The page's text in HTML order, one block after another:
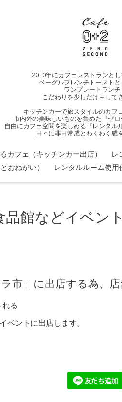
2010年にカフェレストランとし
ベーグルフレンチトーストと
ワンプレートランチ
こだわりを少しだけ＋して
キッチンカーで旅スタイルのカフ
市内外の美味しいものを集めた『ゼ
自由にカフェ空間を楽しめる『レンタル
日々に非日常感とわくわく感
カフェ（キッチンカー出店）
レ
おねがい）
レンタルルーム使用
品館などイベン
市」に出店する為、
れる
ベントに出店します。